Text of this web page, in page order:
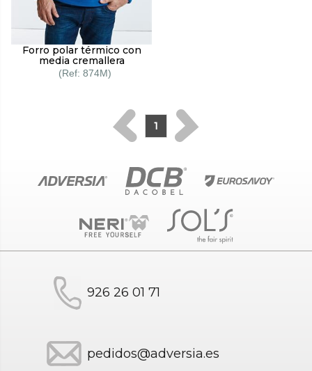
Forro polar térmico con
media cremallera
874M
1
926 26 01 71
pedidos@adversia.es